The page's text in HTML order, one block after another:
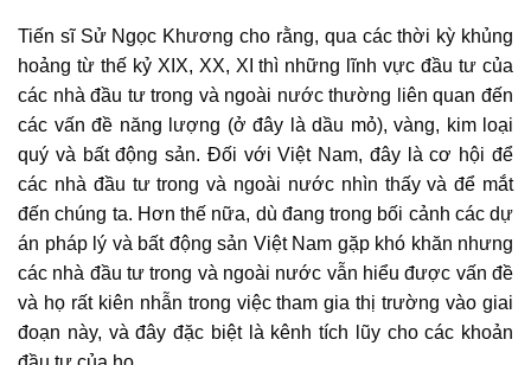
Tiến sĩ Sử Ngọc Khương cho rằng, qua các thời kỳ khủng
hoảng từ thế kỷ XIX, XX, XI thì những lĩnh vực đầu tư của
các nhà đầu tư trong và ngoài nước thường liên quan đến
các vấn đề năng lượng (ở đây là dầu mỏ), vàng, kim loại
quý và bất động sản. Đối với Việt Nam, đây là cơ hội để
các nhà đầu tư trong và ngoài nước nhìn thấy và để mắt
đến chúng ta. Hơn thế nữa, dù đang trong bối cảnh các dự
án pháp lý và bất động sản Việt Nam gặp khó khăn nhưng
các nhà đầu tư trong và ngoài nước vẫn hiểu được vấn đề
và họ rất kiên nhẫn trong việc tham gia thị trường vào giai
đoạn này, và đây đặc biệt là kênh tích lũy cho các khoản